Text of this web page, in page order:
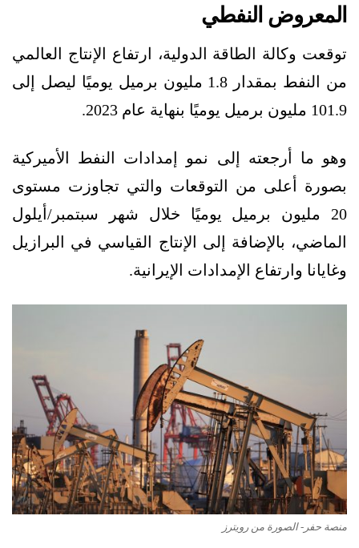
المعروض النفطي
توقعت وكالة الطاقة الدولية، ارتفاع الإنتاج العالمي
من النفط بمقدار 1.8 مليون برميل يوميًا ليصل إلى
101.9 مليون برميل يوميًا بنهاية عام 2023.
وهو ما أرجعته إلى نمو إمدادات النفط الأميركية
بصورة أعلى من التوقعات والتي تجاوزت مستوى
20 مليون برميل يوميًا خلال شهر سبتمبر/أيلول
الماضي، بالإضافة إلى الإنتاج القياسي في البرازيل
وغايانا وارتفاع الإمدادات الإيرانية.
منصة حفر- الصورة من رويترز